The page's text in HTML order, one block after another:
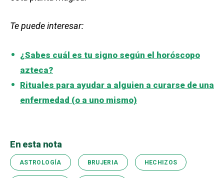
Te puede interesar:
¿Sabes cuál es tu signo según el horóscopo
azteca?
Rituales para ayudar a alguien a curarse de una
enfermedad (o a uno mismo)
En esta nota
ASTROLOGÍA BRUJERIA HECHIZOS